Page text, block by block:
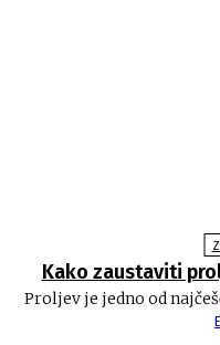
Kako zaustaviti
Proljev je jedno od